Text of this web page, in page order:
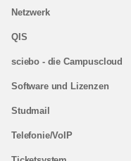
Netzwerk
QIS
sciebo - die Campuscloud
Software und Lizenzen
Studmail
Telefonie/VoIP